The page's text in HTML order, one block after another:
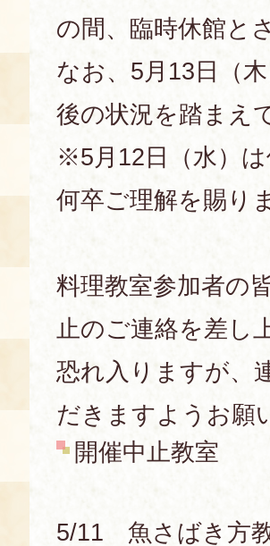
食の海援隊・
お土産コーナー
レンタル
備品リスト
空き状況・ご予
団体向け
食の語り部の
展示見学
講演会付き料理
あじわい館弁当
の間、臨時休館と
なお、5月13日（
後の状況を踏まえ
※5月12日（水）は
何卒ご理解を賜り
料理教室参加者の
止のご連絡を差し
恐れ入りますが、
だきますようお願
開催中止教室
5/11 魚さばき方